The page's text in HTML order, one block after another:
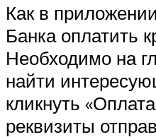
Как в
Банка оплатить
Необходимо на
найти
кликнуть
реквизиты